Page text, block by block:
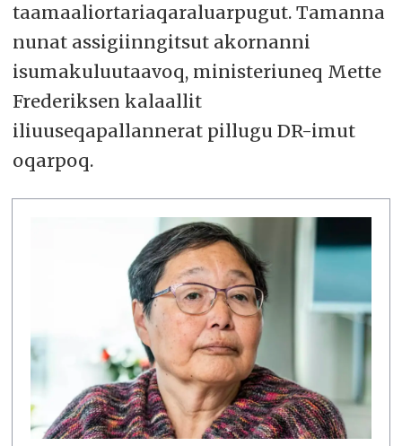
taamaaliortariaqaraluarpugut. Tamanna
nunat assigiinngitsut akornanni
isumakuluutaavoq, ministeriuneq Mette
Frederiksen kalaallit
iliuuseqapallannerat pillugu DR-imut
oqarpoq.